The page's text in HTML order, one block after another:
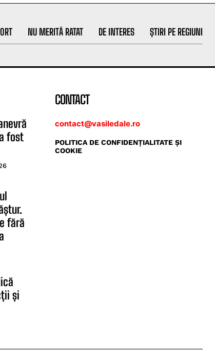
NU MERITĂ RATAT DE INTERES ȘTIRI PE REGIUNI
fost
fără
și
CONTACT
contact@vasiledale.ro
POLITICA DE CONFIDENŢIALITATE ŞI
COOKIE